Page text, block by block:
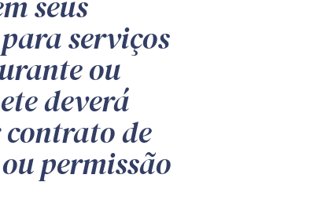
serviços
ou
deverá
de
permissão